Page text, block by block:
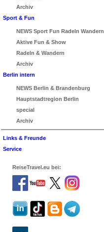
Archiv
Sport & Fun
NEWS Sport Fun Radeln Wandern
Aktive Fun & Show
Radeln & Wandern
Archiv
Berlin intern
NEWS Berlin & Brandenburg
Hauptstadtregion Berlin
special
Archiv
Links & Freunde
Service
ReiseTravel.eu bei: